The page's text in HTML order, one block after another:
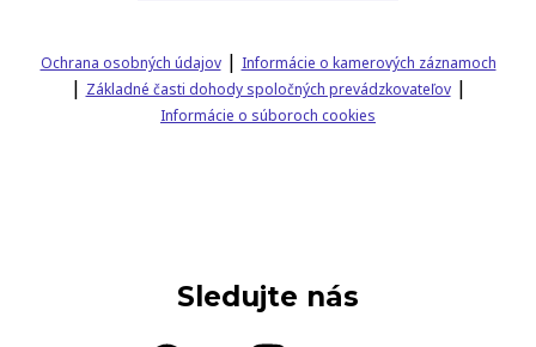
Ochrana osobných údajov| Informácie o kamerových záznamoch
| Základné časti dohody spoločných prevádzkovateľov|
Informácie o súboroch cookies
Sledujte nás